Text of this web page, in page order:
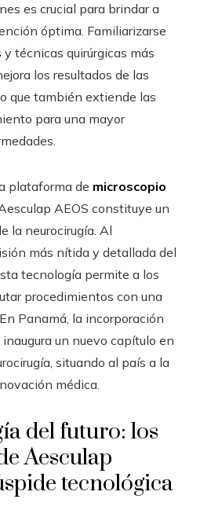
es crucial para brindar a
óptima. Familiarizarse
técnicas quirúrgicas más
los resultados de las
que también extiende las
para una mayor
plataforma de microscopio
AEOS constituye un
la neurocirugía. Al
más nítida y detallada del
tecnología permite a los
procedimientos con una
Panamá, la incorporación
un nuevo capítulo en
situando al país a la
médica.
del futuro: los
Aesculap
tecnológica